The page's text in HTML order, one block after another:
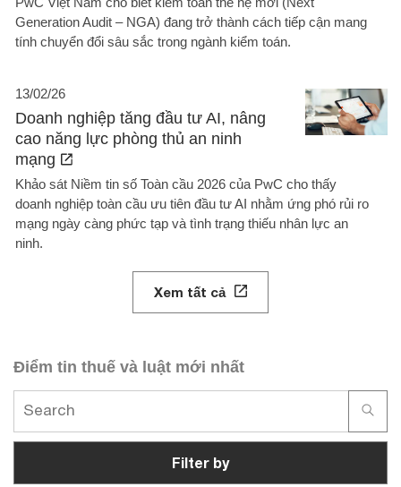
Generation Audit – NGA) đang trở thành cách tiếp cận mang
tính chuyển đổi sâu sắc trong ngành kiểm toán.
13/02/26
Doanh nghiệp tăng đầu tư AI, nâng
cao năng lực phòng thủ an ninh
mạng
Khảo sát Niềm tin số Toàn cầu 2026 của PwC cho thấy
doanh nghiệp toàn cầu ưu tiên đầu tư AI nhằm ứng phó rủi ro
mạng ngày càng phức tạp và tình trạng thiếu nhân lực an
ninh.
Xem tất cả
Điểm tin thuế và luật mới nhất
Filter by